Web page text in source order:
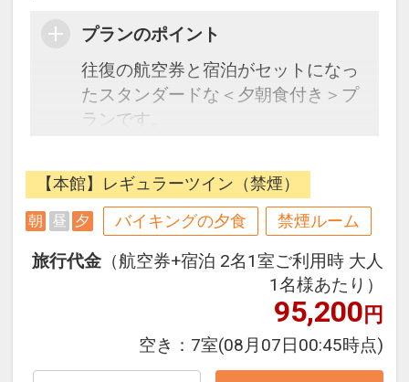
プランのポイント
往復の航空券と宿泊がセットになっ
たスタンダードな＜夕朝食付き＞プ
ランです。
フライトと宿泊を自由に組み合わせ
できるダイナミックパッケージだか
ら、一都市滞在はもちろん周遊旅行
にも最適！
旅行期間中の1泊だけの宿泊や延
泊・飛び泊なども自由自在です。
フライトは、安心のJAL（または
JALグループ）確約！フライトマイ
ル50%貯まります。
【本館】レギュラーツイン（禁煙）
朝 昼 夕 バイキングの夕食 禁煙ルーム
旅行代金 （航空券+宿泊 2名1室ご利用時 大人
1名様あたり）
95,200円
空き： 7室(08月07日00:45時点)